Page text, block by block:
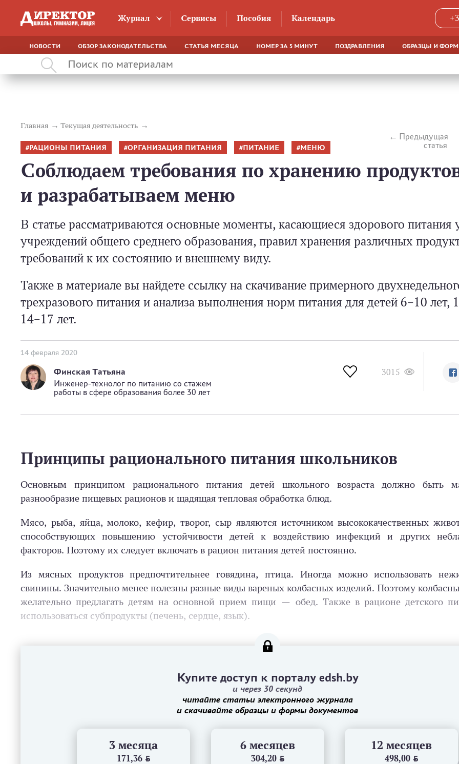
Журнал Сервисы Пособия Календарь
НОВОСТИ ОБЗОР ЗАКОНОДАТЕЛЬСТВА СТАТЬЯ МЕСЯЦА НОМЕР ЗА 5 МИНУТ ПОЗДРАВЛЕНИЯ ОБРАЗЦЫ И
Главная Текущая деятельность
Предыдущая
статья
РАЦИОНЫ ПИТАНИЯ ОРГАНИЗАЦИЯ ПИТАНИЯ ПИТАНИЕ МЕНЮ
Соблюдаем требования по хранению
и разрабатываем меню
В статье рассматриваются основные моменты, касающиеся здорового питания
учреждений общего среднего образования, правил хранения различных
требований к их состоянию и внешнему виду.
Также в материале вы найдете ссылку на скачивание примерного
трехразового питания и анализа выполнения норм питания для детей 6–10 лет,
14–17 лет.
14 февраля 2020
Финская Татьяна
Инженер-технолог по питанию со стажем
работы в сфере образования более 30 лет
3015
Принципы рационального питания школьников
Основным принципом рационального питания детей школьного возраста должно быть
разнообразие пищевых рационов и щадящая тепловая обработка блюд.
Мясо, рыба, яйца, молоко, кефир, творог, сыр являются источником высококачественных
способствующих повышению устойчивости детей к воздействию инфекций и других
факторов. Поэтому их следует включать в рацион питания детей постоянно.
Из мясных продуктов предпочтительнее говядина, птица. Иногда можно использовать
свинины. Значительно менее полезны разные виды вареных колбасных изделий. Поэтому
желательно предлагать детям на основной прием пищи — обед. Также в рационе детского
использоваться субпродукты (печень, сердце, язык).
Купите доступ к порталу edsh.by
и через 30 секунд
читайте статьи электронного журнала
и скачивайте образцы и формы документов
3 месяца
171,36 BYN
6 месяцев
304,20 BYN
12 месяцев
498,00 BYN